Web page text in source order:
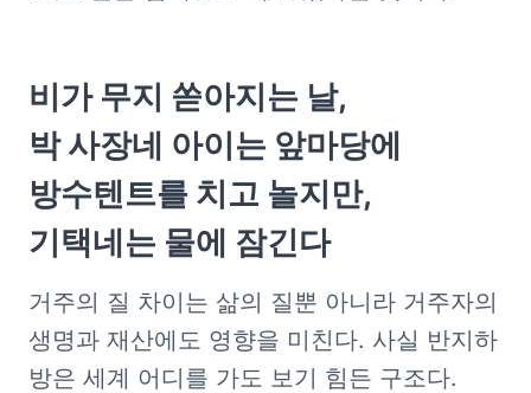
비가 무지 쏟아지는 날,
박 사장네 아이는 앞마당에
방수텐트를 치고 놀지만,
기택네는 물에 잠긴다
거주의 질 차이는 삶의 질뿐 아니라 거주자의
생명과 재산에도 영향을 미친다. 사실 반지하
방은 세계 어디를 가도 보기 힘든 구조다.